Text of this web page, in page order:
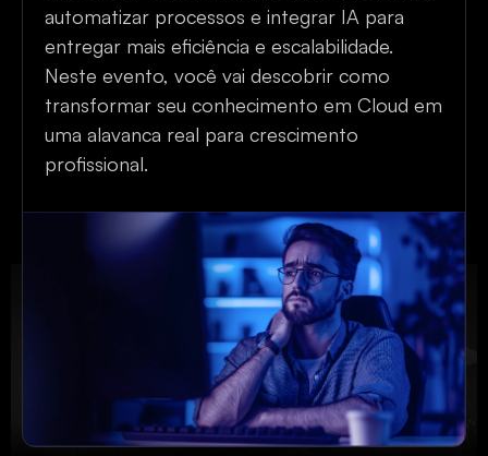
automatizar processos e integrar IA para
entregar mais eficiência e escalabilidade.
Neste evento, você vai descobrir como
transformar seu conhecimento em Cloud em
uma alavanca real para crescimento
profissional.